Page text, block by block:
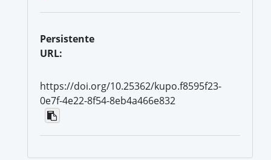
Persistente
URL:
https://doi.org/10.25362/kupo.f8595f23-
0e7f-4e22-8f54-8eb4a466e832